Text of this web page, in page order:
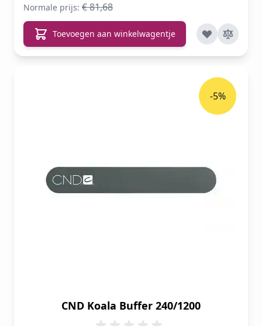
Normale prijs: € 81,68
Toevoegen aan winkelwagentje
CND Koala Buffer 240/1200
-5%